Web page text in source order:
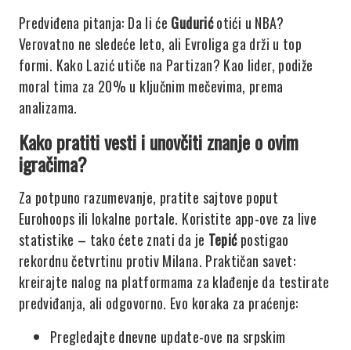
Predviđena pitanja: Da li će Gudurićotići u NBA?
Verovatno ne sledeće leto, ali Evroliga ga drži u top
formi. Kako Lazić utiče na Partizan? Kao lider, podiže
moral tima za 20% u ključnim mečevima, prema
analizama.
Kako pratiti vesti i unovčiti znanje o ovim
igračima?
Za potpuno razumevanje, pratite sajtove poput
Eurohoops ili lokalne portale. Koristite app-ove za live
statistike – tako ćete znati da je Tepićpostigao
rekordnu četvrtinu protiv Milana. Praktičan savet:
kreirajte nalog na platformama za klađenje da testirate
predviđanja, ali odgovorno. Evo koraka za praćenje:
Pregledajte dnevne update-ove na srpskim